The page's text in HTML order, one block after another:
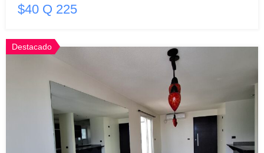
$40 Q 225
Destacado